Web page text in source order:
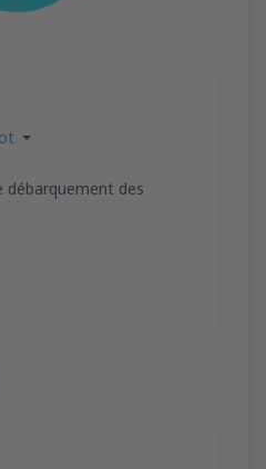
débarquement des